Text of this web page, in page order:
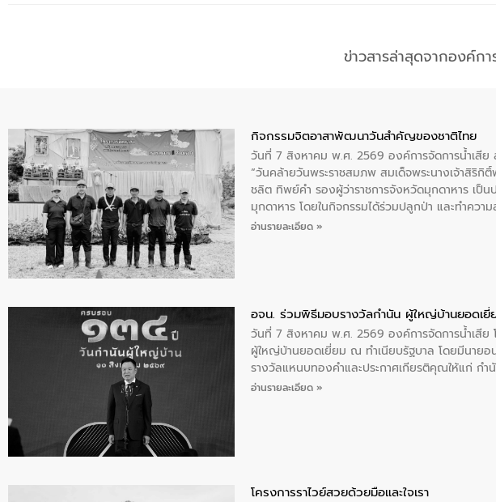
ข่าวสารล่าสุดจากองค์กา
กิจกรรมจิตอาสาพัฒนาวันสําคัญของชาติไทย
วันที่ 7 สิงหาคม พ.ศ. 2569 องค์การจัดการน้ำเสีย
“วันคล้ายวันพระราชสมภพ สมเด็จพระนางเจ้าสิริ
ชลิต ทิพย์คำ รองผู้ว่าราชการจังหวัดมุกดาหาร เป็น
มุกดาหาร โดยในกิจกรรมได้ร่วมปลูกป่า และทําควา
พระบรมราชินีนาถ พระบรมราชชนนีพันปีหลวง พร้
อ่านรายละเอียด »
อจน. ร่วมพิธีมอบรางวัลกำนัน ผู้ใหญ่บ้านยอดเยี่
วันที่ 7 สิงหาคม พ.ศ. 2569 องค์การจัดการน้ำเสี
ผู้ใหญ่บ้านยอดเยี่ยม ณ ทำเนียบรัฐบาล โดยมีนายอ
รางวัลแหนบทองคำและประกาศเกียรติคุณให้แก่ ก
อ่านรายละเอียด »
โครงการราไวย์สวยด้วยมือและใจเรา